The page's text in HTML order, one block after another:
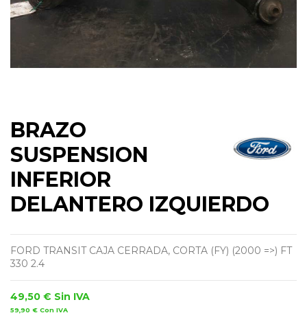
BRAZO
SUSPENSION
INFERIOR
DELANTERO IZQUIERDO
FORD TRANSIT CAJA CERRADA, CORTA (FY) (2000 =>) FT
330 2.4
49,50 € Sin IVA
59,90 € Con IVA